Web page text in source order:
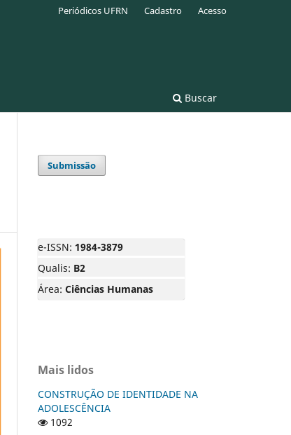
Buscar
Periódicos UFRN Cadastro Acesso
Submissão
e-ISSN: 1984-3879
Qualis: B2
Área: Ciências Humanas
Mais lidos
CONSTRUÇÃO DE IDENTIDADE NA
ADOLESCÊNCIA
1092